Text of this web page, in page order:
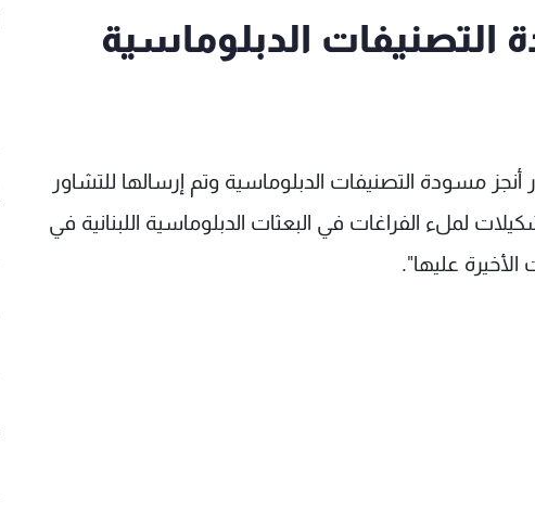
الدبلوماسية
مسودة التصنيفات الدبلوماسية وتم إرسالها للتشاور
لملء الفراغات في البعثات الدبلوماسية اللبنانية في
الأخيرة عليها".